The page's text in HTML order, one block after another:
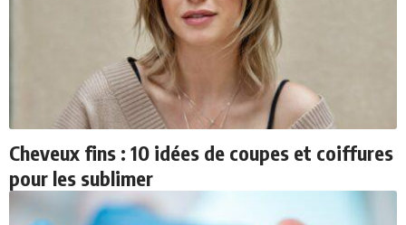
Cheveux fins : 10 idées de coupes et coiffures
pour les sublimer